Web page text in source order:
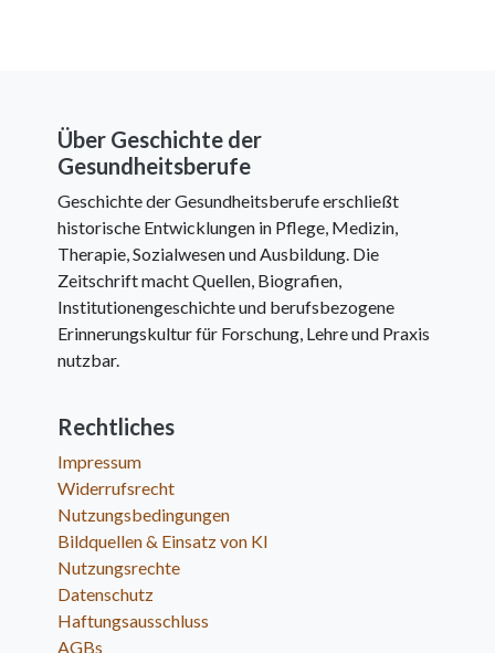
Über Geschichte der
Gesundheitsberufe
Geschichte der Gesundheitsberufe erschließt
historische Entwicklungen in Pflege, Medizin,
Therapie, Sozialwesen und Ausbildung. Die
Zeitschrift macht Quellen, Biografien,
Institutionengeschichte und berufsbezogene
Erinnerungskultur für Forschung, Lehre und Praxis
nutzbar.
Rechtliches
Impressum
Widerrufsrecht
Nutzungsbedingungen
Bildquellen & Einsatz von KI
Nutzungsrechte
Datenschutz
Haftungsausschluss
AGBs